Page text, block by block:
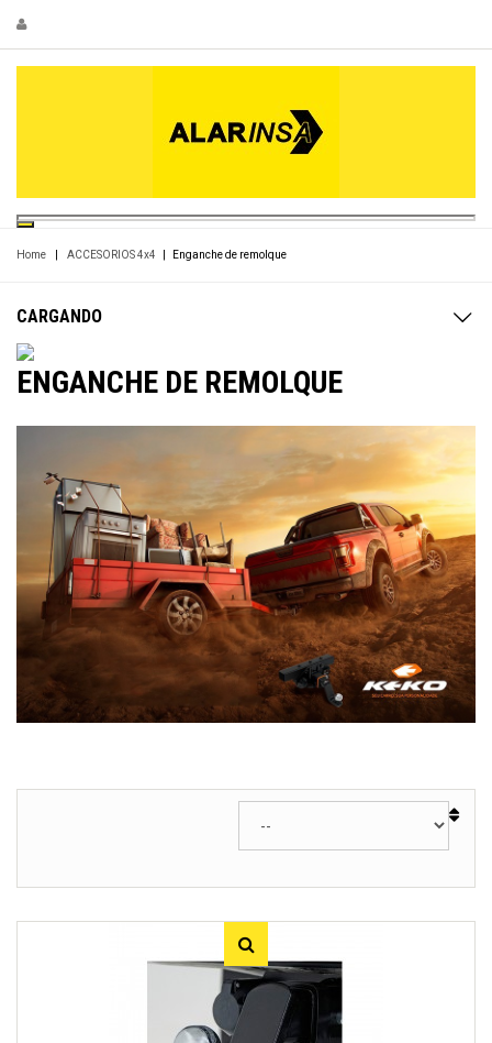
Home ACCESORIOS 4x4 Enganche de remolque
CARGANDO
ENGANCHE DE REMOLQUE